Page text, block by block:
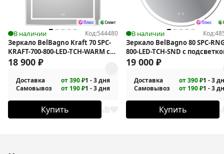
В наличии Код:544480
Зеркало BelBagno Kraft 70 SPC-
KRAFT-700-800-LED-TCH-WARM с
подсветкой
18 900 ₽
Доставка от 390 ₽1 - 3 дня
Самовывоз
от 190 ₽1 - 3 дня
Купить
В наличии Код:
Зеркало BelBagno 80 SPC-
800-LED-TCH-SND с
19 000 ₽
Доставка от 390 ₽1 - 3
Самовывоз
от 190 ₽1 - 3
Купить